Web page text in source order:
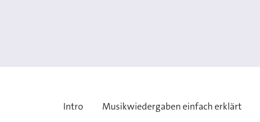
Intro Musikwiedergaben einfach erklärt